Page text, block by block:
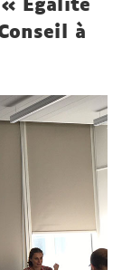
Égalité
à